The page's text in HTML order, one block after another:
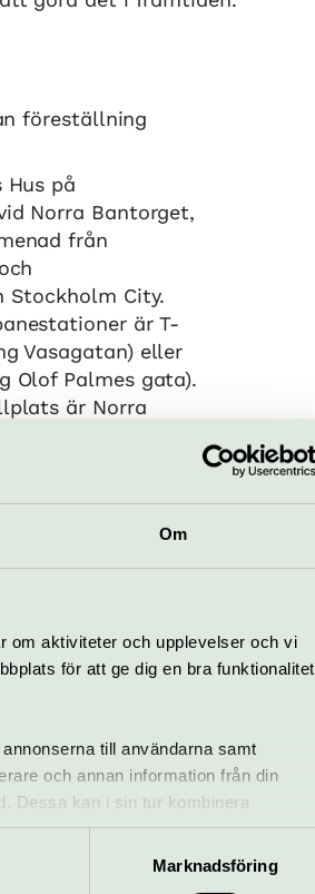
Om
om aktiviteter och upplevelser och vi
för att ge dig en bra funktionalitet
till användarna samt
och annan information från din
Dessa kan i sin tur kombinera
in när du har använt deras tjänster.
Marknadsföring
föreställning
Hus på
Norra Bantorget,
från
Stockholm City.
är T-
Vasagatan) eller
Olof Palmes gata).
är Norra
Hus